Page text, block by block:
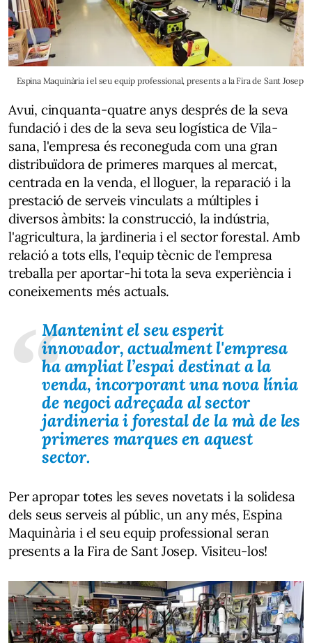
Espina Maquinària i el seu equip professional, presents a la Fira de Sant Josep
Avui, cinquanta-quatre anys després de la seva
fundació i des de la seva seu logística de Vila-
sana, l'empresa és reconeguda com una gran
distribuïdora de primeres marques al mercat,
centrada en la venda, el lloguer, la reparació i la
prestació de serveis vinculats a múltiples i
diversos àmbits: la construcció, la indústria,
l'agricultura, la jardineria i el sector forestal. Amb
relació a tots ells, l'equip tècnic de l'empresa
treballa per aportar-hi tota la seva experiència i
coneixements més actuals.
Mantenint el seu esperit
innovador, actualment l'empresa
ha ampliat l’espai destinat a la
venda, incorporant una nova línia
de negoci adreçada al sector
jardineria i forestal de la mà de les
primeres marques en aquest
sector.
Per apropar totes les seves novetats i la solidesa
dels seus serveis al públic, un any més, Espina
Maquinària i el seu equip professional seran
presents a la Fira de Sant Josep. Visiteu-los!